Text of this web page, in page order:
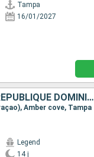
Tampa
16/01/2027
ÉTATS-UNIS, CAÏMANS (ÎLES), COSTA RICA, PANAMA, ARUBA, RÉPUBLIQUE DOMINICAINE
Amber cove, Tampa
Legend
14 j